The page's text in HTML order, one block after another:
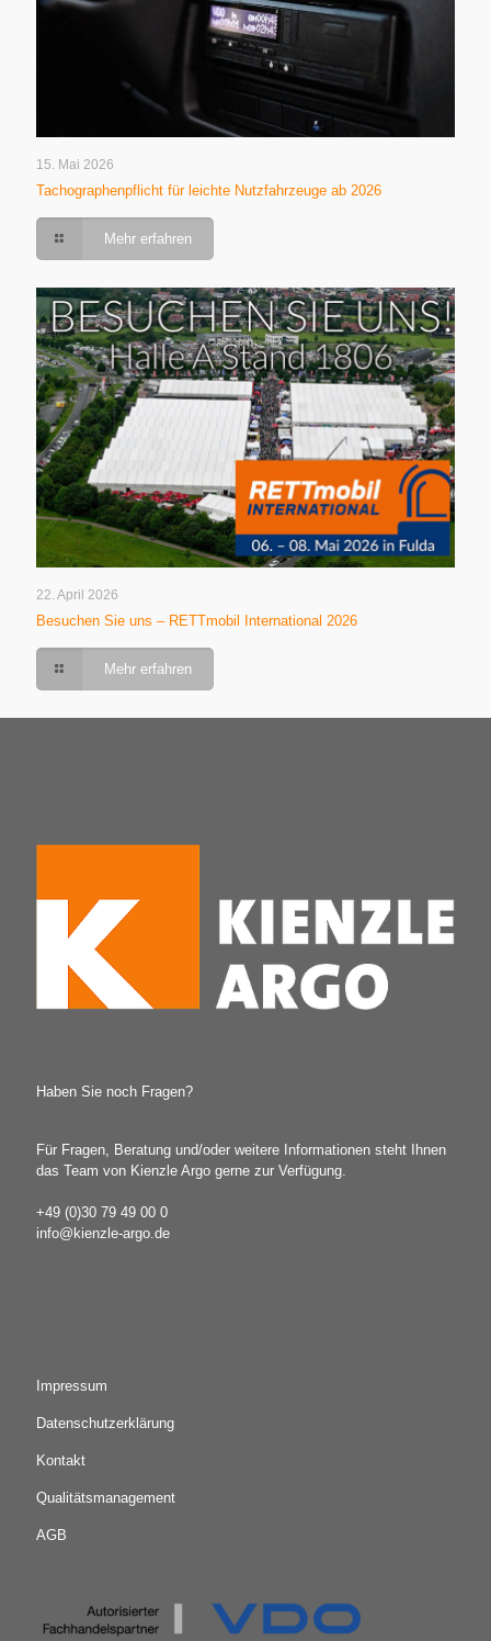
15. Mai 2026
Tachographenpflicht für leichte Nutzfahrzeuge ab 2026
Mehr erfahren
22. April 2026
Besuchen Sie uns – RETTmobil International 2026
Mehr erfahren
Haben Sie noch Fragen?
Für Fragen, Beratung und/oder weitere Informationen steht Ihnen
das Team von Kienzle Argo gerne zur Verfügung.
+49 (0)30 79 49 00 0
info@kienzle-argo.de
Impressum
Datenschutzerklärung
Kontakt
Qualitätsmanagement
AGB